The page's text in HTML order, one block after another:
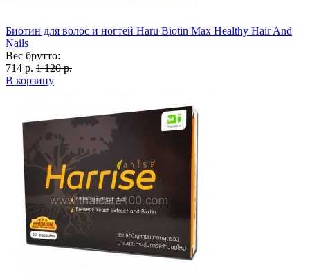
Биотин для волос и ногтей Haru Biotin Max Healthy Hair And
Nails
Вес брутто:
714 р. 1 120 р.
В корзину